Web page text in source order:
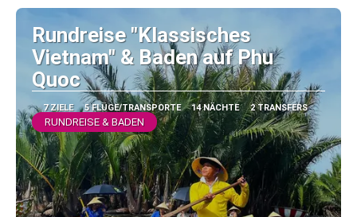
Sehen
Rundreise "Klassisches
Vietnam" & Baden auf Phu
Quoc
7 ZIELE 5 FLÜGE/TRANSPORTE 14 NÄCHTE 2 TRANSFERS
RUNDREISE & BADEN